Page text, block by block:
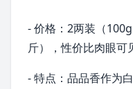
- 价格：2两装（
斤），性价比肉眼可
- 特点：品品香作为